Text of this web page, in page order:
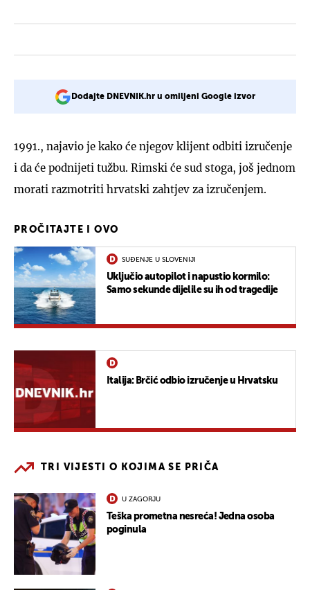
Dodajte DNEVNIK.hr u omiljeni Google izvor
1991., najavio je kako će njegov klijent odbiti izručenje
i da će podnijeti tužbu. Rimski će sud stoga, još jednom
morati razmotriti hrvatski zahtjev za izručenjem.
PROČITAJTE I OVO
SUĐENJE U SLOVENIJI
Uključio autopilot i napustio kormilo:
Samo sekunde dijelile su ih od tragedije
Italija: Brčić odbio izručenje u Hrvatsku
TRI VIJESTI O KOJIMA SE PRIČA
U ZAGORJU
Teška prometna nesreća! Jedna osoba
poginula